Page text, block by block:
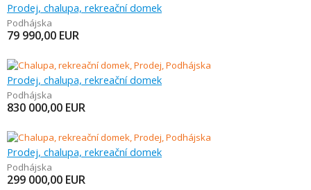
Prodej, chalupa, rekreační domek
Podhájska
79 990,00 EUR
Prodej, chalupa, rekreační domek
Podhájska
830 000,00 EUR
Prodej, chalupa, rekreační domek
Podhájska
299 000,00 EUR